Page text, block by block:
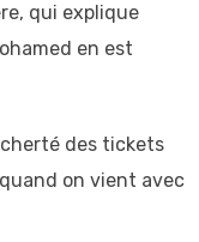
qui explique
en est
cherté des tickets
on vient avec